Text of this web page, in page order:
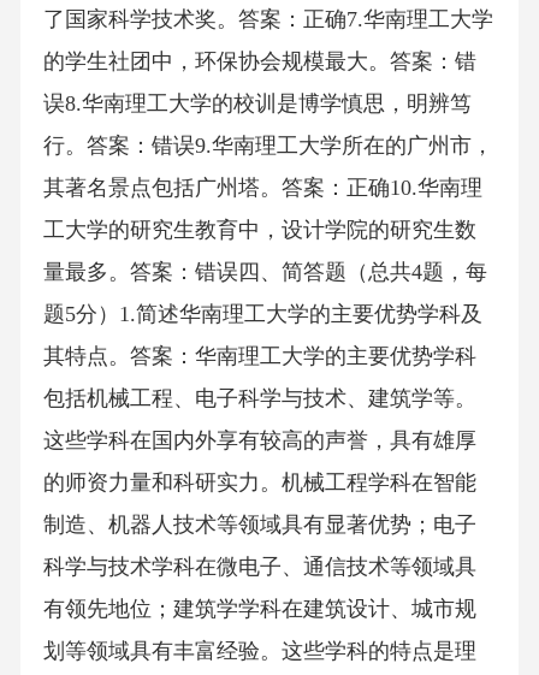
了国家科学技术奖。答案：正确7.华南理工大学
的学生社团中，环保协会规模最大。答案：错
误8.华南理工大学的校训是博学慎思，明辨笃
行。答案：错误9.华南理工大学所在的广州市，
其著名景点包括广州塔。答案：正确10.华南理
工大学的研究生教育中，设计学院的研究生数
量最多。答案：错误四、简答题（总共4题，每
题5分）1.简述华南理工大学的主要优势学科及
其特点。答案：华南理工大学的主要优势学科
包括机械工程、电子科学与技术、建筑学等。
这些学科在国内外享有较高的声誉，具有雄厚
的师资力量和科研实力。机械工程学科在智能
制造、机器人技术等领域具有显著优势；电子
科学与技术学科在微电子、通信技术等领域具
有领先地位；建筑学学科在建筑设计、城市规
划等领域具有丰富经验。这些学科的特点是理